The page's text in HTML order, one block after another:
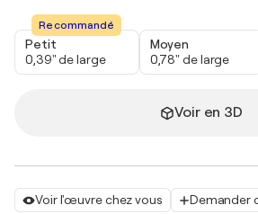
Voir l'œuvre chez vous Demander
Recommandé
Petit
0,39" de large
Moyen
0,78" de large
Voir en 3D